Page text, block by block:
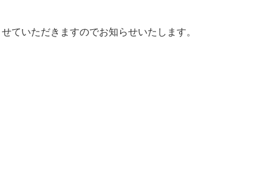
ていただきますのでお知らせいたします。